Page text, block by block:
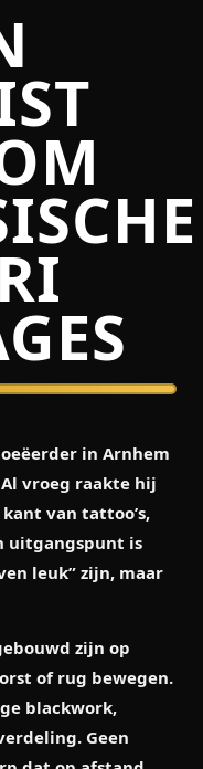
in Arnhem
Al vroeg raakte hij
van tattoo’s,
uitgangspunt is
leuk” zijn, maar
zijn op
of rug bewegen.
blackwork,
Geen